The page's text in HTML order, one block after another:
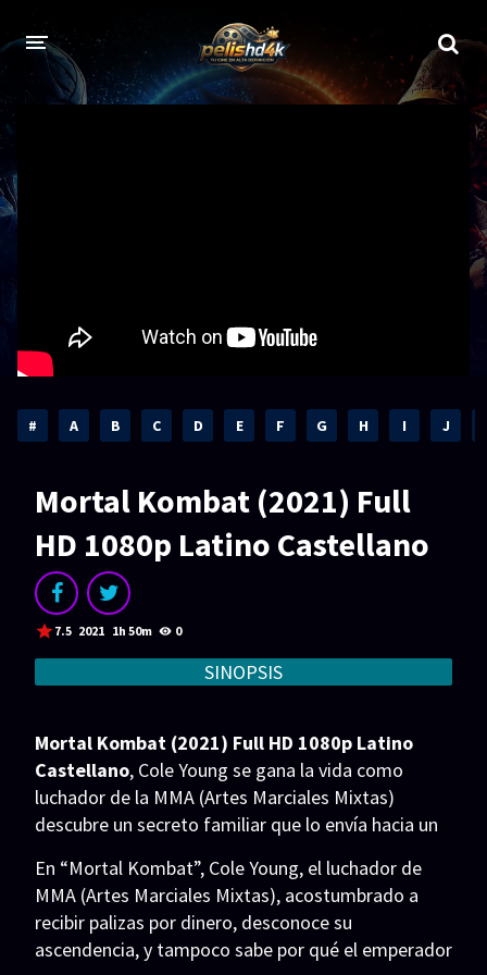
h265 HEVC 1080p REMUX
GÉNEROS
Acción Animación
Aventura Ciencia ficción
Comedia
Terror
Familia Suspenso
Bélico Thriller
Biográfico Musical
Series 1080p Series 4K HDR
Series 720p 2160p 4K SDR
# A B C D E F G H I J
Mortal Kombat (2021) Full
HD 1080p Latino Castellano
7.5 2021 1h 50m 0
SINOPSIS
Mortal Kombat (2021) Full HD 1080p Latino
Castellano, Cole Young se gana la vida como
luchador de la MMA (Artes Marciales Mixtas)
descubre un secreto familiar que lo envía hacia un
En “Mortal Kombat”, Cole Young, el luchador de
MMA (Artes Marciales Mixtas), acostumbrado a
recibir palizas por dinero, desconoce su
ascendencia, y tampoco sabe por qué el emperador